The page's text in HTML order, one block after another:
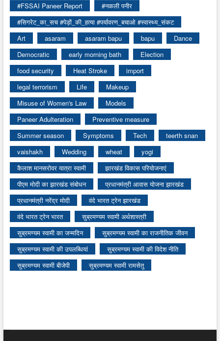
#FSSAI Paneer Report
#नकली पनीर
#सिगरेट_का_सच #पेड़ों_की_हत्या #पर्यावरण_बचाओ #स्वास्थ्य_संकट
Art
asaram asaram bapu bapu
Dance
Democratic
early morning bath
Election
food security
Heat Stroke
import
legal terrorism
Life
Makeup
Misuse of Women's Law
Models
Paneer Adulteration
Preventive measure
Summer season
Symptoms Tech
teerth snan
vaishakh
Wedding wheat
yogi
कैलाश मानसरोवर यात्रा स्वामी
झारखंड विकास परियोजनाएं
पीएम मोदी का झारखंड संबोधन
प्रधानमंत्री आवास योजना झारखंड
प्रधानमंत्री नरेंद्र मोदी
वंदे भारत ट्रेन झारखंड
वंदे भारत ट्रेन भारत
सुब्रमण्यम स्वामी अर्थशास्त्री
सुब्रमण्यम स्वामी का जन्मदिन
सुब्रमण्यम स्वामी का राजनीतिक जीवन
सुब्रमण्यम स्वामी की उपलब्धियां
सुब्रमण्यम स्वामी की विदेश नीति
सुब्रमण्यम स्वामी बीजेपी
सुब्रमण्यम स्वामी रामसेतु